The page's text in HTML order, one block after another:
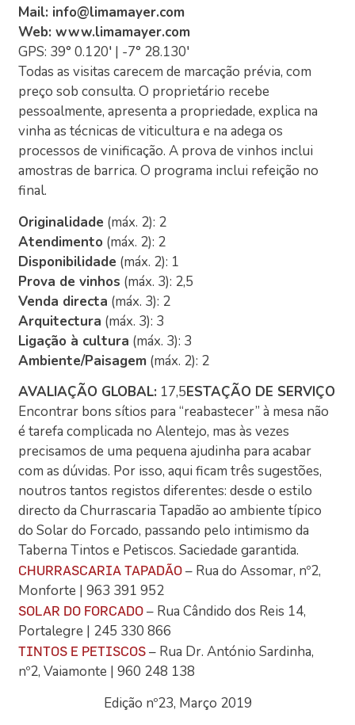
Mail: info@limamayer.com
Web: www.limamayer.com
GPS: 39° 0.120′ | -7° 28.130′
Todas as visitas carecem de marcação prévia, com
preço sob consulta. O proprietário recebe
pessoalmente, apresenta a propriedade, explica na
vinha as técnicas de viticultura e na adega os
processos de vinificação. A prova de vinhos inclui
amostras de barrica. O programa inclui refeição no
final.
Originalidade (máx. 2): 2
Atendimento (máx. 2): 2
Disponibilidade (máx. 2): 1
Prova de vinhos (máx. 3): 2,5
Venda directa (máx. 3): 2
Arquitectura (máx. 3): 3
Ligação à cultura (máx. 3): 3
Ambiente/Paisagem (máx. 2): 2
AVALIAÇÃO GLOBAL: 17,5ESTAÇÃO DE SERVIÇO
Encontrar bons sítios para “reabastecer” à mesa não
é tarefa complicada no Alentejo, mas às vezes
precisamos de uma pequena ajudinha para acabar
com as dúvidas. Por isso, aqui ficam três sugestões,
noutros tantos registos diferentes: desde o estilo
directo da Churrascaria Tapadão ao ambiente típico
do Solar do Forcado, passando pelo intimismo da
Taberna Tintos e Petiscos. Saciedade garantida.
CHURRASCARIA TAPADÃO – Rua do Assomar, nº2,
Monforte | 963 391 952
SOLAR DO FORCADO – Rua Cândido dos Reis 14,
Portalegre | 245 330 866
TINTOS E PETISCOS – Rua Dr. António Sardinha,
nº2, Vaiamonte | 960 248 138
Edição nº23, Março 2019